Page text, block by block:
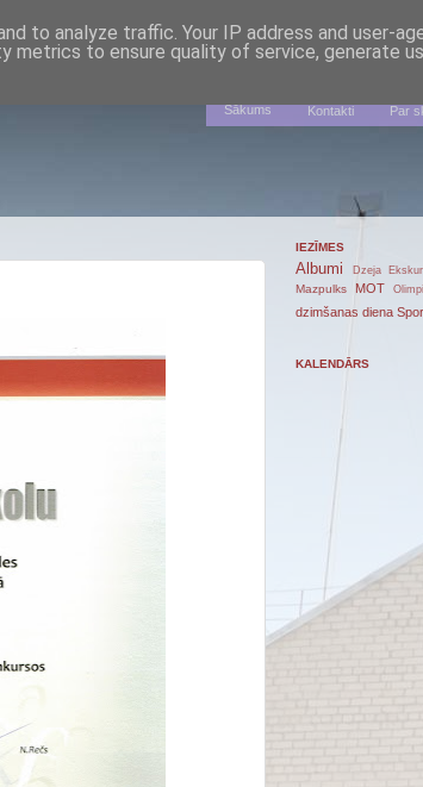
Sākums Kontakti Par
IEZĪMES
Albumi Dzeja
Mazpulks MOT
dzimšanas diena
KALENDĀRS
to analyze traffic. Your IP address and user-
metrics to ensure quality of service, generate